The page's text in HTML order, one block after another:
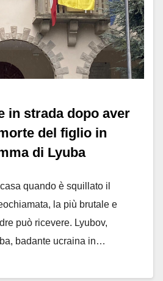
in strada dopo aver
del figlio in
di Lyuba
quando è squillato il
la più brutale e
può ricevere. Lyubov,
badante ucraina in…